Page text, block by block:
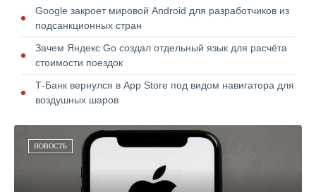
Google закроет мировой Android для разработчиков из
подсанкционных стран
Зачем Яндекс Go создал отдельный язык для расчёта
стоимости поездок
Т-Банк вернулся в App Store под видом навигатора для
воздушных шаров
НОВОСТЬ